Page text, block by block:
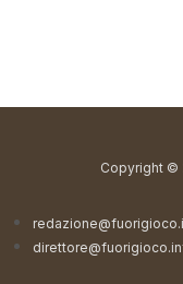
Copyright ©